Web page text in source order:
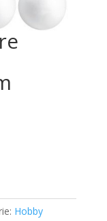
Hobby